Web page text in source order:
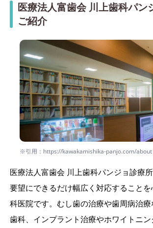
医療法人富歯会 川上歯科パン
ご紹介
※引用：https://kawakamishika-panjo.com/about
医療法人富歯会 川上歯科パンジョ診療
要望にできるだけ幅広く対応すること
科医院です。むし歯の治療や歯周病治
歯科、インプラント治療やホワイトニ